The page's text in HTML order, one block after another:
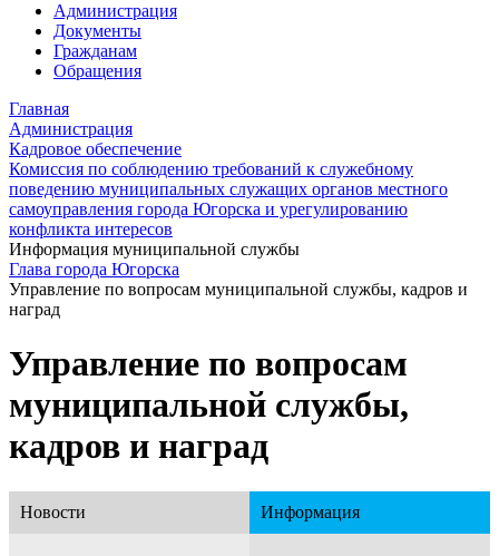
Администрация
Документы
Гражданам
Обращения
Главная
Администрация
Кадровое обеспечение
Комиссия по соблюдению требований к служебному
поведению муниципальных служащих органов местного
самоуправления города Югорска и урегулированию
конфликта интересов
Информация муниципальной службы
Глава города Югорска
Управление по вопросам муниципальной службы, кадров и
наград
Управление по вопросам
муниципальной службы,
кадров и наград
Новости Информация